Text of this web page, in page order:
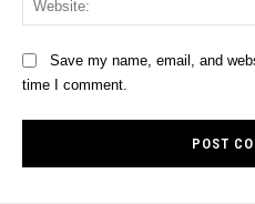
Save my name, email, and
time I comment.